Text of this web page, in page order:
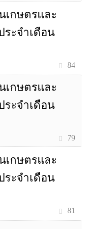
เกษตรและ
ะจำเดือน
84
เกษตรและ
ะจำเดือน
79
เกษตรและ
ะจำเดือน
81